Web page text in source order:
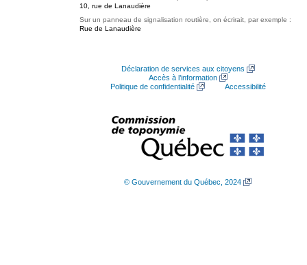
10, rue de Lanaudière
Sur un panneau de signalisation routière, on écrirait, par exemple :
Rue de Lanaudière
Déclaration de services aux citoyens
Accès à l’information
Politique de confidentialité
Accessibilité
© Gouvernement du Québec, 2024